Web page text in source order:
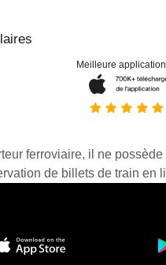
Meilleure application
ferroviaire, il ne
de billets de train en